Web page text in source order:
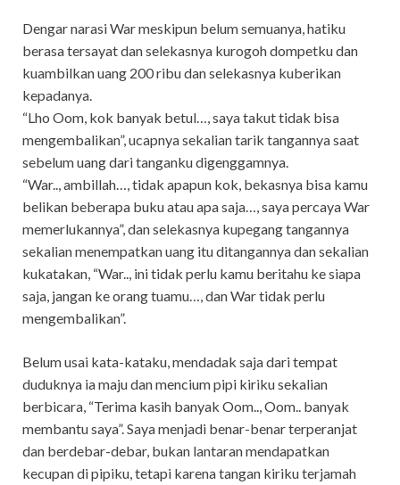
Dengar narasi War meskipun belum semuanya, hatiku
berasa tersayat dan selekasnya kurogoh dompetku dan
kuambilkan uang 200 ribu dan selekasnya kuberikan
kepadanya.
“Lho Oom, kok banyak betul…, saya takut tidak bisa
mengembalikan”, ucapnya sekalian tarik tangannya saat
sebelum uang dari tanganku digenggamnya.
“War.., ambillah…, tidak apapun kok, bekasnya bisa kamu
belikan beberapa buku atau apa saja…, saya percaya War
memerlukannya”, dan selekasnya kupegang tangannya
sekalian menempatkan uang itu ditangannya dan sekalian
kukatakan, “War.., ini tidak perlu kamu beritahu ke siapa
saja, jangan ke orang tuamu…, dan War tidak perlu
mengembalikan”.
Belum usai kata-kataku, mendadak saja dari tempat
duduknya ia maju dan mencium pipi kiriku sekalian
berbicara, “Terima kasih banyak Oom.., Oom.. banyak
membantu saya”. Saya menjadi benar-benar terperanjat
dan berdebar-debar, bukan lantaran mendapatkan
kecupan di pipiku, tetapi karena tangan kiriku terjamah